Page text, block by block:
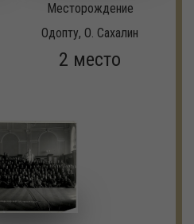
Месторождение
Одопту, О. Сахалин
2 место